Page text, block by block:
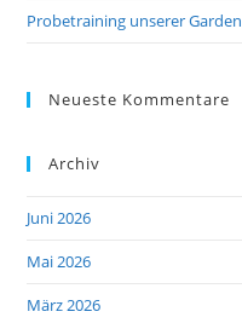
Probetraining unserer Garden
Neueste Kommentare
Archiv
Juni 2026
Mai 2026
März 2026